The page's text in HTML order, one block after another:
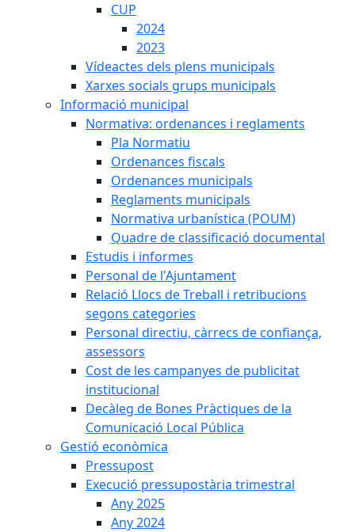
CUP
2024
2023
Vídeactes dels plens municipals
Xarxes socials grups municipals
Informació municipal
Normativa: ordenances i reglaments
Pla Normatiu
Ordenances fiscals
Ordenances municipals
Reglaments municipals
Normativa urbanística (POUM)
Quadre de classificació documental
Estudis i informes
Personal de l'Ajuntament
Relació Llocs de Treball i retribucions
segons categories
Personal directiu, càrrecs de confiança,
assessors
Cost de les campanyes de publicitat
institucional
Decàleg de Bones Pràctiques de la
Comunicació Local Pública
Gestió econòmica
Pressupost
Execució pressupostària trimestral
Any 2025
Any 2024